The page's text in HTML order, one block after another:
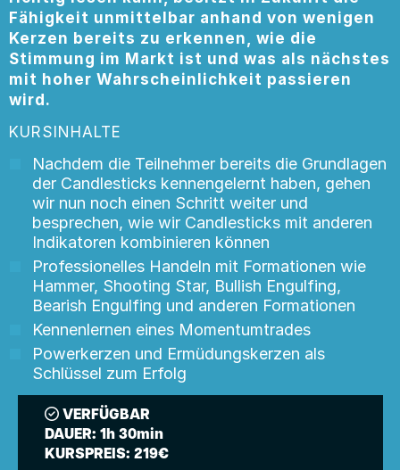
Fähigkeit unmittelbar anhand von wenigen
Kerzen bereits zu erkennen, wie die
Stimmung im Markt ist und was als nächstes
mit hoher Wahrscheinlichkeit passieren
wird.
KURSINHALTE
Nachdem die Teilnehmer bereits die Grundlagen
der Candlesticks kennengelernt haben, gehen
wir nun noch einen Schritt weiter und
besprechen, wie wir Candlesticks mit anderen
Indikatoren kombinieren können
Professionelles Handeln mit Formationen wie
Hammer, Shooting Star, Bullish Engulfing,
Bearish Engulfing und anderen Formationen
Kennenlernen eines Momentumtrades
Powerkerzen und Ermüdungskerzen als
Schlüssel zum Erfolg
VERFÜGBAR
DAUER: 1h 30min
KURSPREIS: 219€